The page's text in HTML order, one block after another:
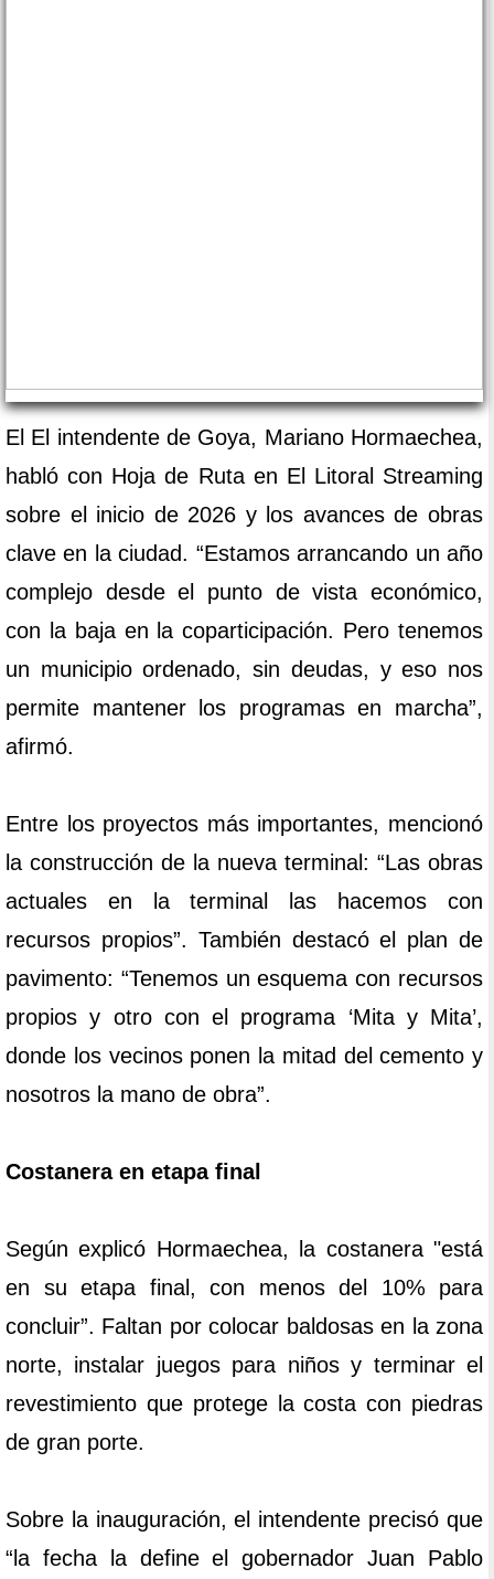
El El intendente de Goya, Mariano Hormaechea,
habló con Hoja de Ruta en El Litoral Streaming
sobre el inicio de 2026 y los avances de obras
clave en la ciudad. “Estamos arrancando un año
complejo desde el punto de vista económico,
con la baja en la coparticipación. Pero tenemos
un municipio ordenado, sin deudas, y eso nos
permite mantener los programas en marcha”,
afirmó.
Entre los proyectos más importantes, mencionó
la construcción de la nueva terminal: “Las obras
actuales en la terminal las hacemos con
recursos propios”. También destacó el plan de
pavimento: “Tenemos un esquema con recursos
propios y otro con el programa ‘Mita y Mita’,
donde los vecinos ponen la mitad del cemento y
nosotros la mano de obra”.
Costanera en etapa final
Según explicó Hormaechea, la costanera "está
en su etapa final, con menos del 10% para
concluir”. Faltan por colocar baldosas en la zona
norte, instalar juegos para niños y terminar el
revestimiento que protege la costa con piedras
de gran porte.
Sobre la inauguración, el intendente precisó que
“la fecha la define el gobernador Juan Pablo